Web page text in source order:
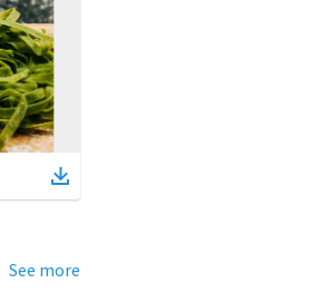
See more